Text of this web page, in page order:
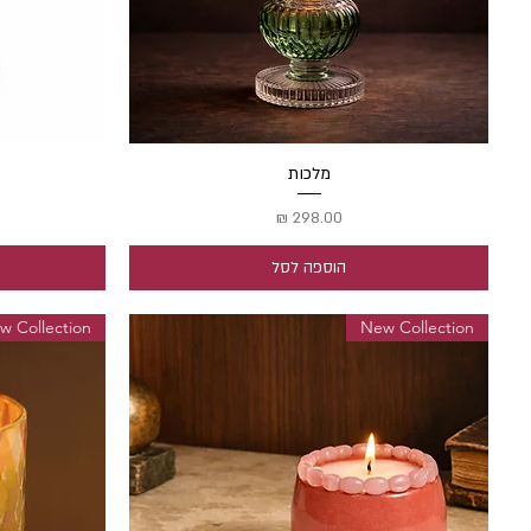
תצוגה מהירה
מלכות
מחיר
הוספה לסל
New Collection
Collection